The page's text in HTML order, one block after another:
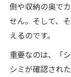
側や収納の奥で
せん。そして、
えるのです。
重要なのは、「
シミが確認され